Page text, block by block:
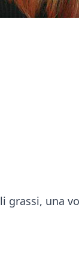
grassi, una